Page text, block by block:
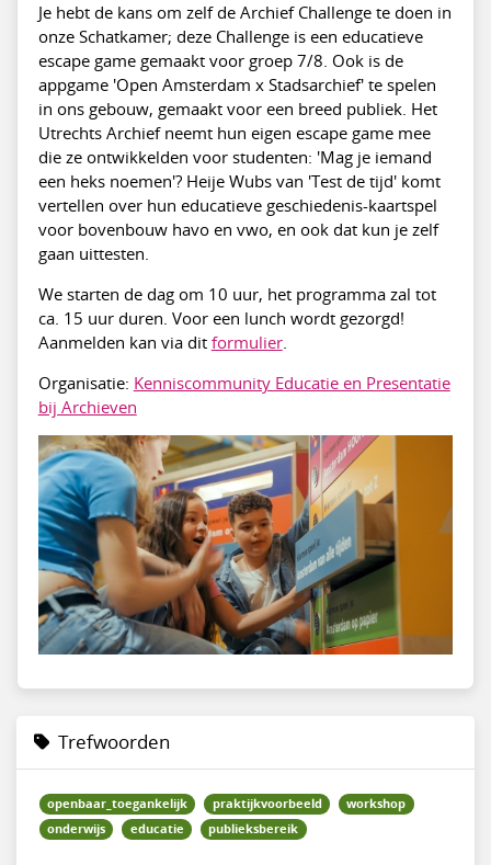
Je hebt de kans om zelf de Archief Challenge te doen in
onze Schatkamer; deze Challenge is een educatieve
escape game gemaakt voor groep 7/8. Ook is de
appgame 'Open Amsterdam x Stadsarchief' te spelen
in ons gebouw, gemaakt voor een breed publiek. Het
Utrechts Archief neemt hun eigen escape game mee
die ze ontwikkelden voor studenten: 'Mag je iemand
een heks noemen'? Heije Wubs van 'Test de tijd' komt
vertellen over hun educatieve geschiedenis-kaartspel
voor bovenbouw havo en vwo, en ook dat kun je zelf
gaan uittesten.
We starten de dag om 10 uur, het programma zal tot
ca. 15 uur duren. Voor een lunch wordt gezorgd!
Aanmelden kan via dit formulier.
Organisatie: Kenniscommunity Educatie en Presentatie
bij Archieven
Trefwoorden
openbaar_toegankelijk praktijkvoorbeeld
workshop
onderwijs
educatie publieksbereik